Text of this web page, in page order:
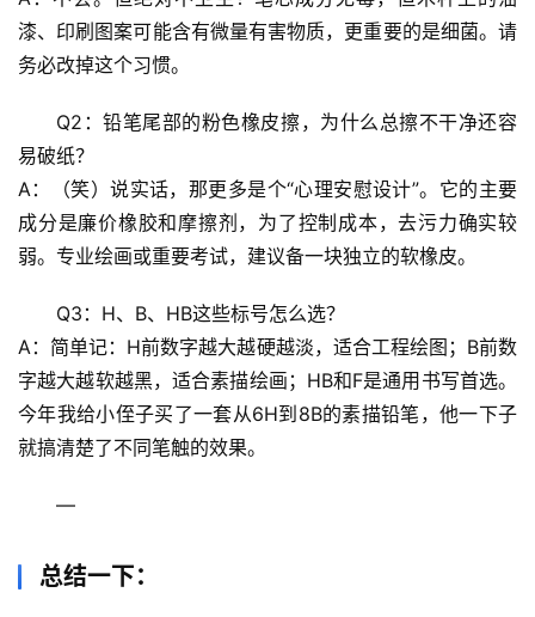
心
理
辟
谣
求
漆、印刷图案可能含有微量有害物质，更重要的是细菌。请
务必改掉这个习惯。
Q2：铅笔尾部的粉色橡皮擦，为什么总擦不干净还容
易破纸？
A：（笑）说实话，那更多是个“心理安慰设计”。它的主要
成分是廉价橡胶和摩擦剂，为了控制成本，去污力确实较
弱。专业绘画或重要考试，建议备一块独立的软橡皮。
Q3： H、B、HB这些标号怎么选？
A：简单记： H前数字越大越硬越淡，适合工程绘图；B前数
字越大越软越黑，适合素描绘画；HB和F是通用书写首选。
今年我给小侄子买了一套从6H到8B的素描铅笔，他一下子
就搞清楚了不同笔触的效果。
—
总结一下：